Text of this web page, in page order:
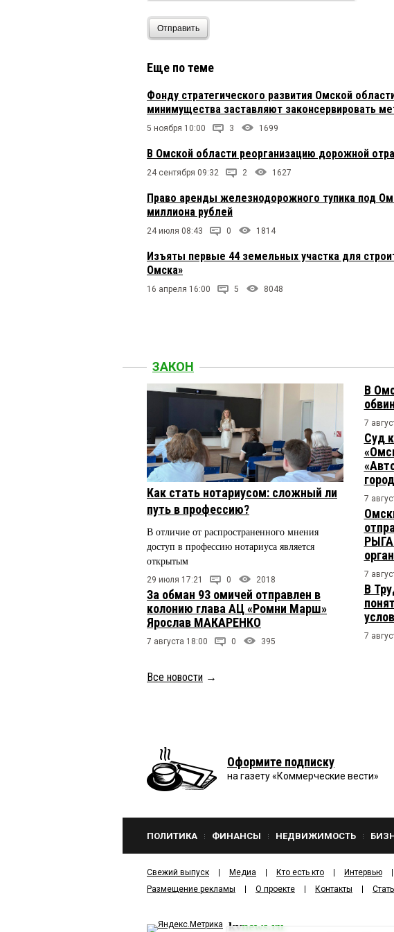
Отправить
Еще по теме
Фонду стратегического развития Омской
минимущества заставляют законсервировать
5 ноября 10:00 3 1699
В Омской области реорганизацию дорожной
24 сентября 09:32 2 1627
Право аренды железнодорожного тупика под
миллиона рублей
24 июля 08:43 0 1814
Изъяты первые 44 земельных участка для
Омска»
16 апреля 16:00 5 8048
ЗАКОН
Как стать нотариусом: сложный ли
путь в профессию?
В отличие от распространенного мнения
доступ в профессию нотариуса является
открытым
29 июля 17:21 0 2018
За обман 93 омичей отправлен в
колонию глава АЦ «Ромни Марш»
Ярослав МАКАРЕНКО
7 августа 18:00 0 395
В
7
Суд
7
7
В
7
Все новости →
Оформите подписку
на газету «Коммерческие вести»
ПОЛИТИКА ФИНАНСЫ НЕДВИЖИМОСТЬ
Свежий выпуск Медиа Кто есть кто Интервью
Размещение рекламы
О проекте Контакты
kvnews.ru